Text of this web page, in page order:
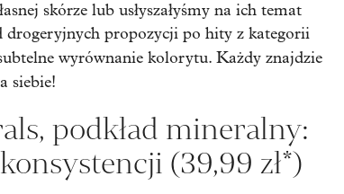
skórze lub usłyszałyśmy na ich temat
drogeryjnych propozycji po hity z kategorii
wyrównanie kolorytu. Każdy znajdzie
siebie!
podkład mineralny:
(39,99 zł*)